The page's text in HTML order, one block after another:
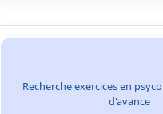
Recherche exercices en
d'avance